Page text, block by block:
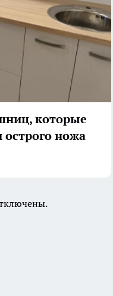
которые
острого ножа